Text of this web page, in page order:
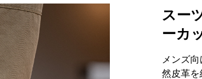
スー
ーカ
メンズ
然皮革を